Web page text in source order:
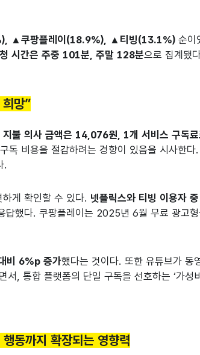
▲쿠팡플레이(18.9%), ▲티빙(13.1%) 순이
시간은 주중 101분, 주말 128분으로 집계됐
망”
불 의사 금액은 14,076원, 1개 서비스 구독
독 비용을 절감하려는 경향이 있음을 시사한
.
게 확인할 수 있다. 넷플릭스와 티빙 이용자
답했다. 쿠팡플레이는 2025년 6월 무료 광고
비 6%p 증가했다는 것이다. 또한 유튜브가 동
서, 통합 플랫폼의 단일 구독을 선호하는 ‘가성
동까지 확장되는 영향력